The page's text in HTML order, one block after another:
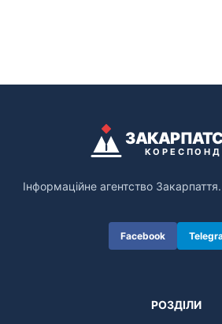
Інформаційне агентство
Facebook
РОЗДІЛИ